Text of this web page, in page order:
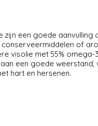
een goede aanvulling
of
visolie met 55%
een goede
hart en hersenen.